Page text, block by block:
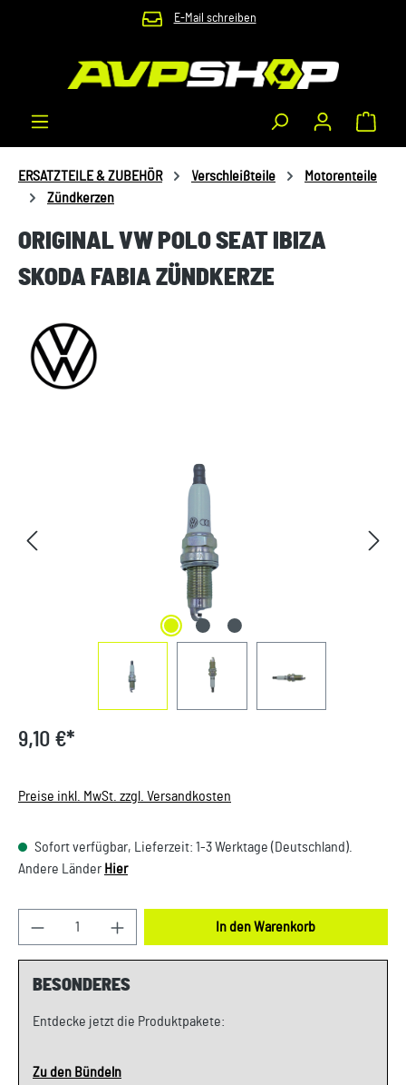
Zum Hauptinhalt springen E-Mail schreiben
ERSATZTEILE & ZUBEHÖR Verschleißteile
Motorenteile
Zündkerzen
ORIGINAL VW POLO SEAT IBIZA
SKODA FABIA ZÜNDKERZE
9,10 €*
Preise inkl. MwSt. zzgl. Versandkosten
Sofort verfügbar, Lieferzeit: 1-3 Werktage (Deutschland).
Andere Länder Hier
Produkt Anzahl: Gib den gewünschten Wert ein
In den Warenkorb
BESONDERES
Entdecke jetzt die Produktpakete:
Zu den Bündeln